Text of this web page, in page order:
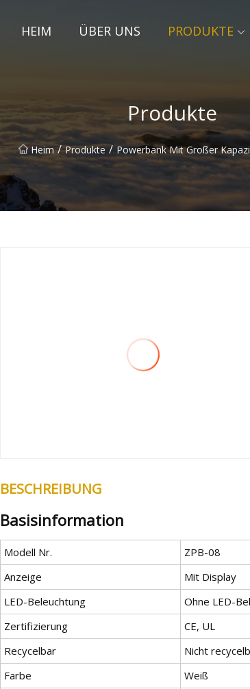
HEIM ÜBER UNS PRODUKTE
Produkte
Heim / Produkte / Powerbank Mit Großer
BESCHREIBUNG
Basisinformation
Modell Nr.
ZPB-08
Anzeige
Mit Display
LED-Beleuchtung
Ohne LED-
Zertifizierung
CE, UL
Recycelbar
Nicht
Farbe
Weiß